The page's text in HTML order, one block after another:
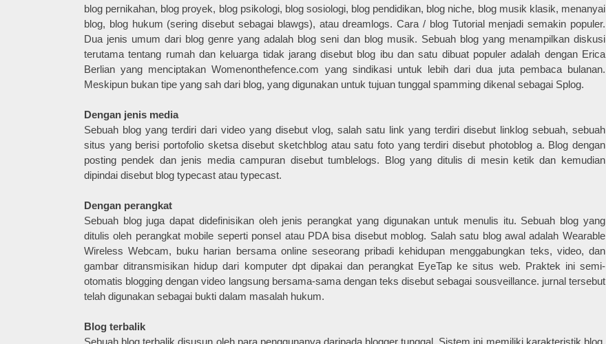
blog pernikahan, blog proyek, blog psikologi, blog sosiologi, blog pendidikan, blog niche, blog musik klasik, menanyai
blog, blog hukum (sering disebut sebagai blawgs), atau dreamlogs. Cara / blog Tutorial menjadi semakin populer.
Dua jenis umum dari blog genre yang adalah blog seni dan blog musik. Sebuah blog yang menampilkan diskusi
terutama tentang rumah dan keluarga tidak jarang disebut blog ibu dan satu dibuat populer adalah dengan Erica
Berlian yang menciptakan Womenonthefence.com yang sindikasi untuk lebih dari dua juta pembaca bulanan.
Meskipun bukan tipe yang sah dari blog, yang digunakan untuk tujuan tunggal spamming dikenal sebagai Splog.
Dengan jenis media
Sebuah blog yang terdiri dari video yang disebut vlog, salah satu link yang terdiri disebut linklog sebuah, sebuah
situs yang berisi portofolio sketsa disebut sketchblog atau satu foto yang terdiri disebut photoblog a. Blog dengan
posting pendek dan jenis media campuran disebut tumblelogs. Blog yang ditulis di mesin ketik dan kemudian
dipindai disebut blog typecast atau typecast.
Dengan perangkat
Sebuah blog juga dapat didefinisikan oleh jenis perangkat yang digunakan untuk menulis itu. Sebuah blog yang
ditulis oleh perangkat mobile seperti ponsel atau PDA bisa disebut moblog. Salah satu blog awal adalah Wearable
Wireless Webcam, buku harian bersama online seseorang pribadi kehidupan menggabungkan teks, video, dan
gambar ditransmisikan hidup dari komputer dpt dipakai dan perangkat EyeTap ke situs web. Praktek ini semi-
otomatis blogging dengan video langsung bersama-sama dengan teks disebut sebagai sousveillance. jurnal tersebut
telah digunakan sebagai bukti dalam masalah hukum.
Blog terbalik
Sebuah blog terbalik disusun oleh para penggunanya daripada blogger tunggal. Sistem ini memiliki karakteristik blog,